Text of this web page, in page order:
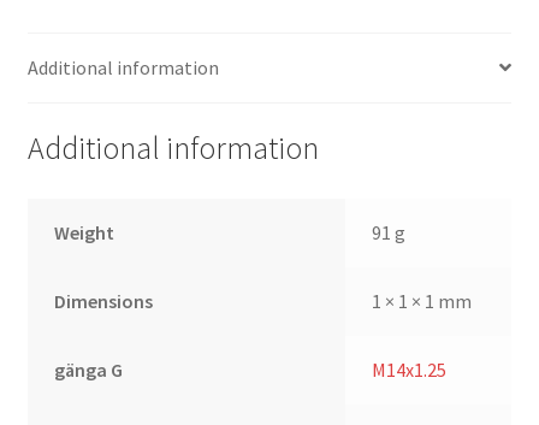
Additional information
Additional information
Weight 91 g
Dimensions 1 × 1 × 1 mm
gänga G M14x1.25